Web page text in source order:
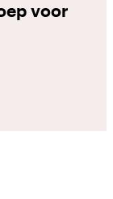
voor